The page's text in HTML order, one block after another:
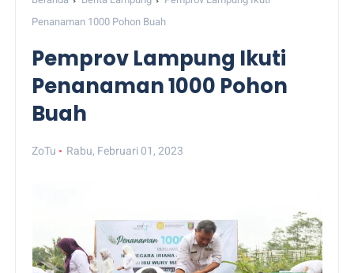
Penanaman 1000 Pohon Buah
Pemprov Lampung Ikuti
Penanaman 1000 Pohon
Buah
ZoTu Rabu, Februari 01, 2023